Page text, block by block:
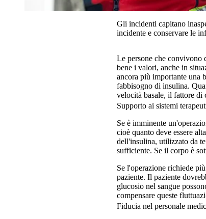
Gli incidenti capitano
incidente e conservare le
Le persone che convivono
bene i valori, anche in
ancora più importante una
fabbisogno di insulina.
velocità basale, il fattore
Supporto ai sistemi
Se è imminente
cioè quanto deve essere
dell'insulina, utilizzato da
sufficiente. Se il corpo è
Se l'operazione richiede
paziente. Il paziente
glucosio nel sangue
compensare queste
Fiducia nel personale